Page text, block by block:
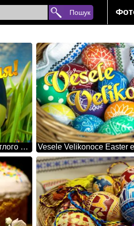
Пошук
Українське пасхальне яйце. Світлого Великодня! Chocolate egg , , grass Vesele Velikonoce Easter